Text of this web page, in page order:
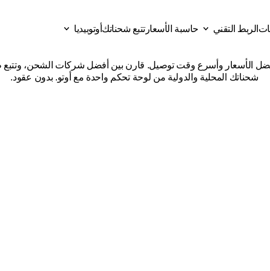
شحناتك المحلية والدولية من لوحة تحكم واحدة مع أوتو. بدون عقود.
الربط التقني
حاسبة الأسعارتتبع شحناتك أوتوبيديا